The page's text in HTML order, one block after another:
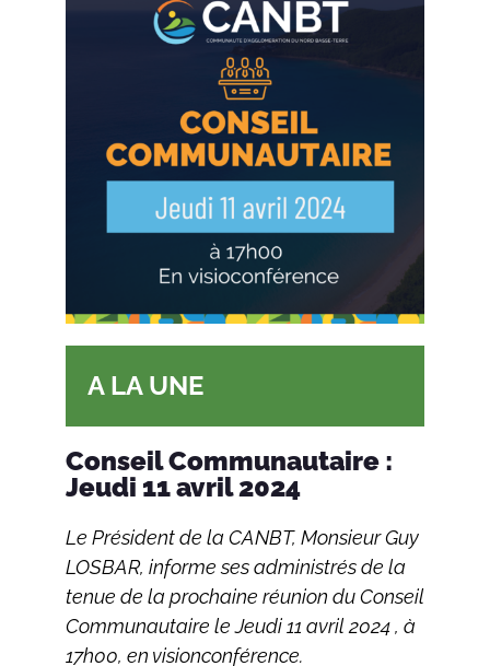
A LA UNE
Conseil Communautaire :
Jeudi 11 avril 2024
Le Président de la CANBT, Monsieur Guy
LOSBAR, informe ses administrés de la
tenue de la prochaine réunion du Conseil
Communautaire le Jeudi 11 avril 2024 , à
17h00, en visionconférence.